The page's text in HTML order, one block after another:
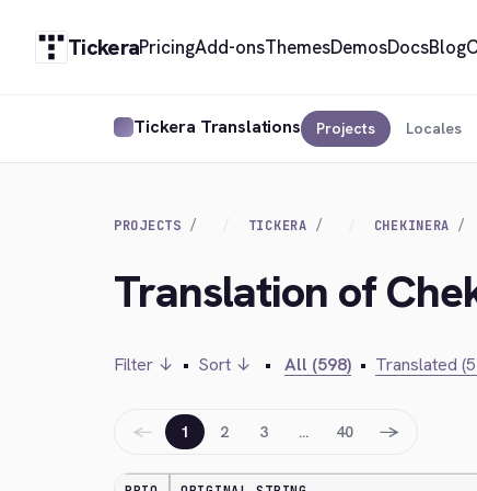
TickeraPricingAdd-onsThemesDemosDocsBlog
Tickera Translations Projects Locales
PROJECTS TICKERA CHEKINERA
Translation of
Filter ↓ • Sort ↓ • All (598) • Translated
← 1 2 3 … 40 →